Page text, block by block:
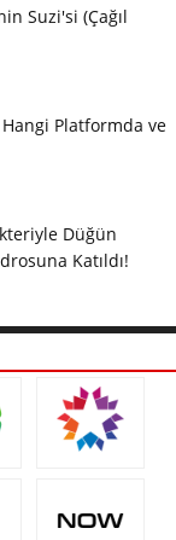
Suzi'si (Çağıl
Platformda ve
Düğün
Katıldı!